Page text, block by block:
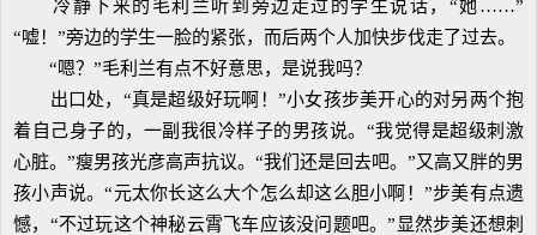
冷静下来的毛利兰听到旁边走过的学生说话，“她……”
“嘘！”旁边的学生一脸的紧张，而后两个人加快步伐走了过去。
“嗯？”毛利兰有点不好意思，是说我吗？
出口处，“真是超级好玩啊！”小女孩步美开心的对另两个抱
着自己身子的，一副我很冷样子的男孩说。“我觉得是超级刺激
心脏。”瘦男孩光彦高声抗议。“我们还是回去吧。”又高又胖的男
孩小声说。“元太你长这么大个怎么却这么胆小啊！”步美有点遗
憾，“不过玩这个神秘云霄飞车应该没问题吧。”显然步美还想刺